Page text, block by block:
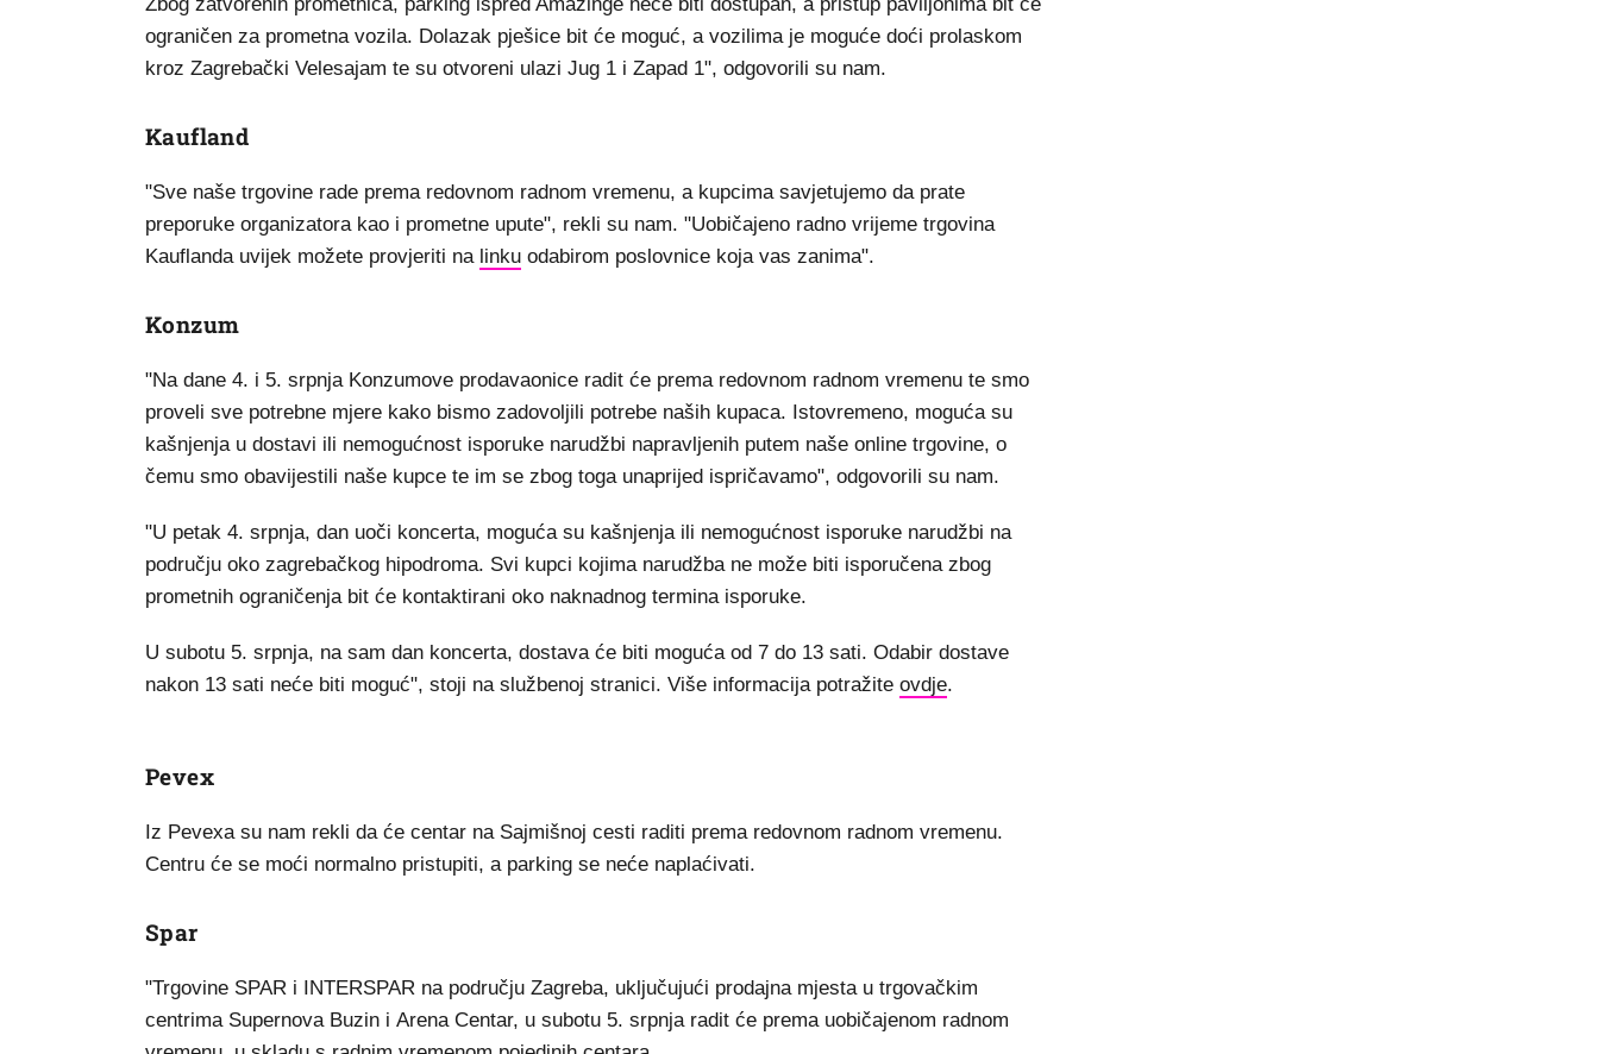
ograničen za prometna vozila. Dolazak pješice bit će moguć, a vozilima je moguće doći prolaskom
kroz Zagrebački Velesajam te su otvoreni ulazi Jug 1 i Zapad 1", odgovorili su nam.
Kaufland
"Sve naše trgovine rade prema redovnom radnom vremenu, a kupcima savjetujemo da prate
preporuke organizatora kao i prometne upute", rekli su nam. "Uobičajeno radno vrijeme trgovina
Kauflanda uvijek možete provjeriti na linku odabirom poslovnice koja vas zanima".
Konzum
"Na dane 4. i 5. srpnja Konzumove prodavaonice radit će prema redovnom radnom vremenu te smo
proveli sve potrebne mjere kako bismo zadovoljili potrebe naših kupaca. Istovremeno, moguća su
kašnjenja u dostavi ili nemogućnost isporuke narudžbi napravljenih putem naše online trgovine, o
čemu smo obavijestili naše kupce te im se zbog toga unaprijed ispričavamo", odgovorili su nam.
"U petak 4. srpnja, dan uoči koncerta, moguća su kašnjenja ili nemogućnost isporuke narudžbi na
području oko zagrebačkog hipodroma. Svi kupci kojima narudžba ne može biti isporučena zbog
prometnih ograničenja bit će kontaktirani oko naknadnog termina isporuke.
U subotu 5. srpnja, na sam dan koncerta, dostava će biti moguća od 7 do 13 sati. Odabir dostave
nakon 13 sati neće biti moguć", stoji na službenoj stranici. Više informacija potražite ovdje.
Pevex
Iz Pevexa su nam rekli da će centar na Sajmišnoj cesti raditi prema redovnom radnom vremenu.
Centru će se moći normalno pristupiti, a parking se neće naplaćivati.
Spar
"Trgovine SPAR i INTERSPAR na području Zagreba, uključujući prodajna mjesta u trgovačkim
centrima Supernova Buzin i Arena Centar, u subotu 5. srpnja radit će prema uobičajenom radnom